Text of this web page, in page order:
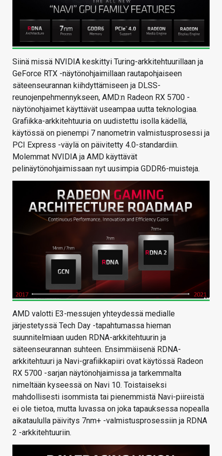
Siinä missä NVIDIA keskittyi Turing-arkkitehtuurillaan ja
GeForce RTX -näytönohjaimillaan rautapohjaiseen
säteenseurannan kiihdyttämiseen ja DLSS-
reunojenpehmennykseen, AMD:n Radeon RX 5700 -
näytönohjaimet käyttävät useampaa uutta teknologiaa.
Grafiikka-arkkitehtuuria on uudistettu isolla kädellä,
käytössä on pienempi 7 nanometrin valmistusprosessi ja
PCI Express -väylä on päivitetty 4.0-standardiin.
Molemmat NVIDIA ja AMD käyttävät
pelinäytönohjaimissaan nyt uusimpia GDDR6-muisteja.
AMD valotti E3-messujen yhteydessä medialle
järjestetyssä Tech Day -tapahtumassa hieman
suunnitelmiaan uuden RDNA-arkkitehtuurin ja
säteenseurannan suhteen. Ensimmäisenä RDNA-
arkkitehtuuri ja Navi-grafiikkapiiri ovat käytössä Radeon
RX 5700 -sarjan näytönohjaimissa ja tarkemmalta
nimeltään kyseessä on Navi 10. Toistaiseksi
mahdollisesti isommista tai pienemmistä Navi-piireistä
ei ole tietoa, mutta luvassa on joka tapauksessa nopealla
aikataululla päivitys 7nm+ -valmistusprosessiin ja RDNA
2 -arkkitehtuuriin.